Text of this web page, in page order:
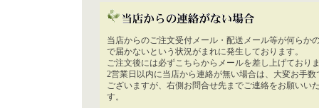
当店からのご注文受付メール・配送メール等が何らか
で届かないという状況がまれに発生しております。
ご注文後には必ずこちらからメールを差し上げており
2営業日以内に当店から連絡が無い場合は、大変お手数
ございますが、右側お問合せ先までご連絡をお願いい
す。